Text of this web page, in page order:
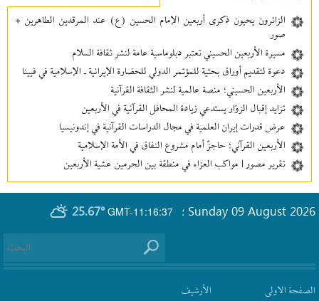
الزائرون يحيون ذكرى أربعين الإمام الحسين (ع) عند المرقدين الطاهرين +
صور
مسيرة الأربعين الحسيني تعتبر دبلوماسية عامة لنشر ثقافة السلام
دعوة لتقديم أوراق بحثية للمؤتمر الدولي للحضارة الإيرانية ـ الإسلامية في فيينا
الأربعين الحسيني؛ منصة عالمية لنشر الثقافة القرآنية
تزايد إقبال الزوّار يستدعي زيادة المحافل القرآنية في الأربعين
عرض قدرات إيران العلمية في مجال الدراسات القرآنية في إندونيسيا
الأربعين القرآني؛ حاجزٌ أمام مشروع النفاق في الأمة الإسلامية
تقرير مصور | مواكب العزاء في منطقة بين‌ الحرمین عشية الأربعين
GMT-11:16:37
25.67° Sunday 09 August 2026 ؛
الصفحة الاولى الأرشیف